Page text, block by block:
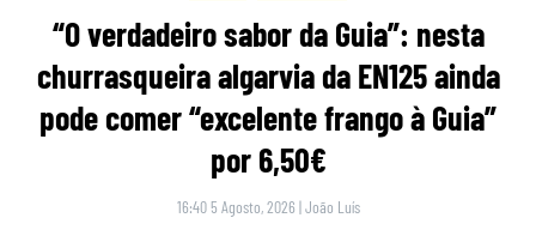
“O verdadeiro sabor da Guia”: nesta
churrasqueira algarvia da EN125 ainda
pode comer “excelente frango à Guia”
por 6,50€
16:40 5 Agosto, 2026 |João Luís